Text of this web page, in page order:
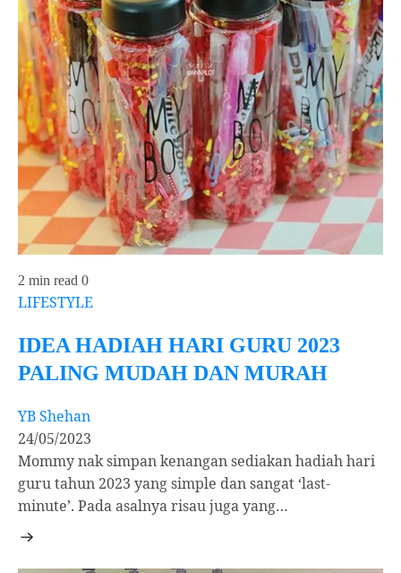
2 min read 0
LIFESTYLE
IDEA HADIAH HARI GURU 2023
PALING MUDAH DAN MURAH
YB Shehan
24/05/2023
Mommy nak simpan kenangan sediakan hadiah hari
guru tahun 2023 yang simple dan sangat ‘last-
minute’. Pada asalnya risau juga yang…